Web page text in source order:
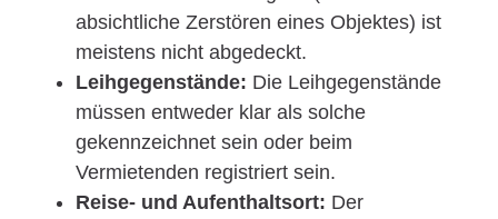
absichtliche Zerstören eines Objektes) ist
meistens nicht abgedeckt.
Leihgegenstände: Die Leihgegenstände
müssen entweder klar als solche
gekennzeichnet sein oder beim
Vermietenden registriert sein.
Reise- und Aufenthaltsort: Der